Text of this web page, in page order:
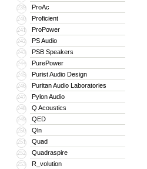
239 ProAc
240 Proficient
241 ProPower
242 PS Audio
243 PSB Speakers
244 PurePower
245 Purist Audio Design
246 Puritan Audio Laboratories
247 Pylon Audio
248 Q Acoustics
249 QED
250 Qln
251 Quad
252 Quadraspire
253 R_volution